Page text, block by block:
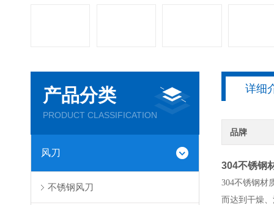
产品分类
PRODUCT CLASSIFICATION
风刀
不锈钢风刀
详细
品牌
304不锈钢
304不锈钢材
而达到干燥